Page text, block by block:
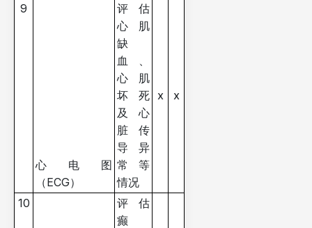
9
心电图
（ECG）
评估
心肌
缺
血、
心肌
坏死
及心
脏传
导异
常等
情况
x x
10
评估
癫